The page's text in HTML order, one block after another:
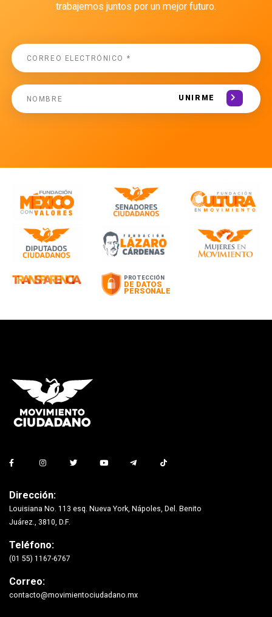
trabajemos juntos por un mejor futuro.
UNIRME
Dirección:
Louisiana No. 113 esq. Nueva York, Nápoles, Del. Benito
Juárez., 3810, D.F.
Teléfono:
(01 55) 1167-6767
Correo:
contacto@movimientociudadano.mx